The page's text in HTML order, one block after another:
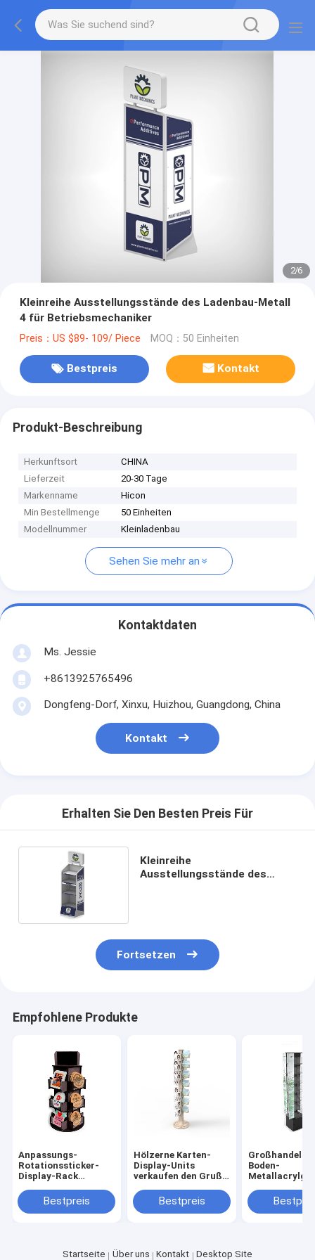
2/6
Kleinreihe Ausstellungsstände des Ladenbau-Metall
4 für Betriebsmechaniker
Preis：US $89- 109/ Piece MOQ：50 Einheiten
Bestpreis Kontakt
Produkt-Beschreibung
Herkunftsort
CHINA
Lieferzeit
20-30 Tage
Markenname
Hicon
Min Bestellmenge
50 Einheiten
Modellnummer
Kleinladenbau
Sehen Sie mehr an
Kontaktdaten
Ms. Jessie
+8613925765496
Dongfeng-Dorf, Xinxu, Huizhou, Guangdong, China
Kontakt
Erhalten Sie Den Besten Preis Für
Kleinreihe
Ausstellungsstände des
Fortsetzen
Empfohlene Produkte
Anpassungs-
Rotationssticker-
Display-Rack
Acryl-Display-Stand
Bestpreis
Hölzerne Karten-
Display-Units
verkaufen den Gruß-
gros, der für Verkauf
rotiert
Bestpreis
Boden-
Startseite Über uns Kontakt Desktop Site